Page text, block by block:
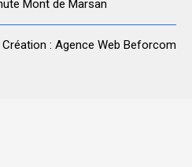
Mont de Marsan
Création : Agence Web Beforcom